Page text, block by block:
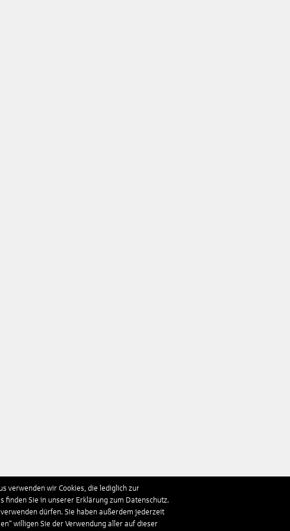
verwenden wir Cookies, die lediglich zur
finden Sie in unserer Erklärung zum Datenschutz.
dürfen. Sie haben außerdem jederzeit
willigen Sie der Verwendung aller auf dieser